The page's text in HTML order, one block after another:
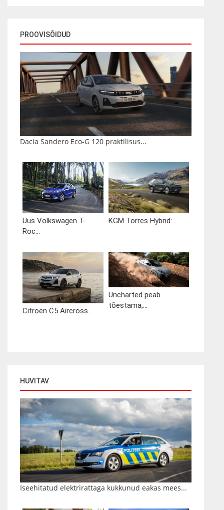
PROOVISÕIDUD
Dacia Sandero Eco-G 120 praktilisus...
Uus Volkswagen T-
Roc...
KGM Torres Hybrid:...
Citroën C5 Aircross...
Uncharted peab
tõestama,...
HUVITAV
Iseehitatud elektrirattaga kukkunud eakas mees...